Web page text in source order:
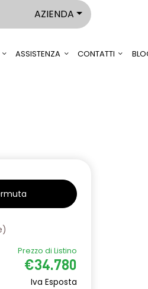
AZIENDA
ASSISTENZA CONTATTI
)
Prezzo di Listino
€34.780
Iva Esposta